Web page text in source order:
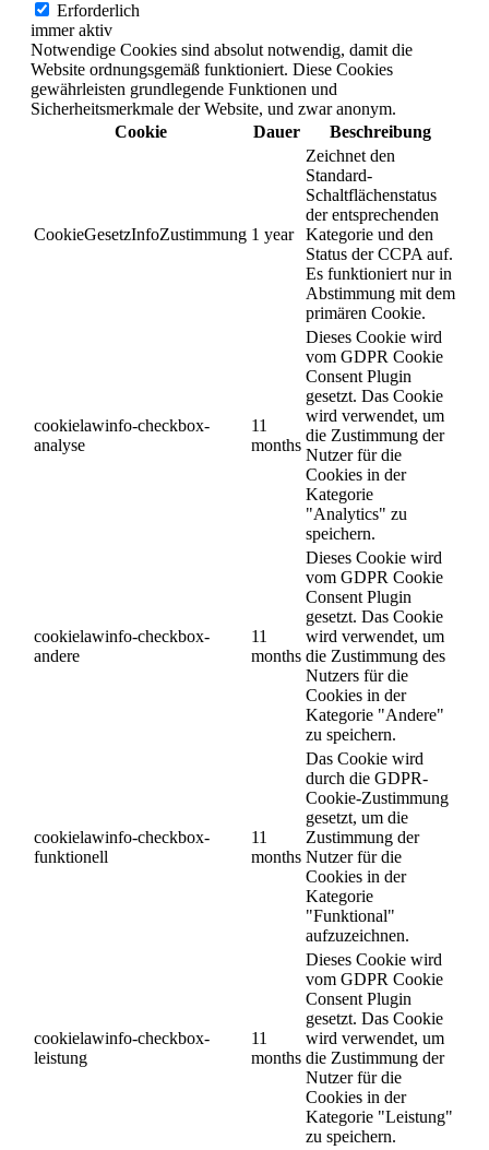
Erforderlich
immer aktiv
Notwendige Cookies sind absolut notwendig, damit die
Website ordnungsgemäß funktioniert. Diese Cookies
gewährleisten grundlegende Funktionen und
Sicherheitsmerkmale der Website, und zwar anonym.
Cookie
Dauer Beschreibung
CookieGesetzInfoZustimmung 1 year
Zeichnet den
Standard-
Schaltflächenstatus
der entsprechenden
Kategorie und den
Status der CCPA auf.
Es funktioniert nur in
Abstimmung mit dem
primären Cookie.
cookielawinfo-checkbox-
analyse
11
months
Dieses Cookie wird
vom GDPR Cookie
Consent Plugin
gesetzt. Das Cookie
wird verwendet, um
die Zustimmung der
Nutzer für die
Cookies in der
Kategorie
"Analytics" zu
speichern.
cookielawinfo-checkbox-
andere
11
months
Dieses Cookie wird
vom GDPR Cookie
Consent Plugin
gesetzt. Das Cookie
wird verwendet, um
die Zustimmung des
Nutzers für die
Cookies in der
Kategorie "Andere"
zu speichern.
cookielawinfo-checkbox-
funktionell
11
months
Das Cookie wird
durch die GDPR-
Cookie-Zustimmung
gesetzt, um die
Zustimmung der
Nutzer für die
Cookies in der
Kategorie
"Funktional"
aufzuzeichnen.
cookielawinfo-checkbox-
leistung
11
months
Dieses Cookie wird
vom GDPR Cookie
Consent Plugin
gesetzt. Das Cookie
wird verwendet, um
die Zustimmung der
Nutzer für die
Cookies in der
Kategorie "Leistung"
zu speichern.